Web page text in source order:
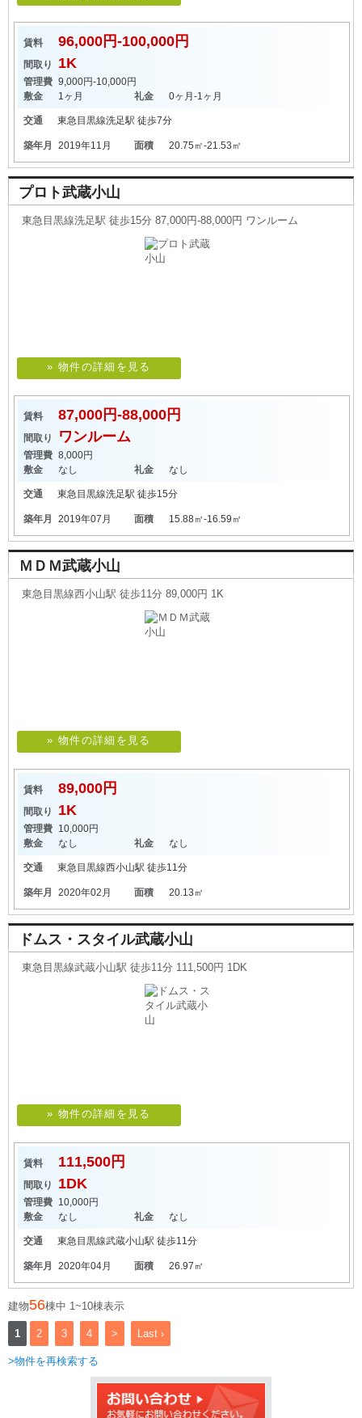
賃料 96,000円-100,000円
間取り 1K
管理費 9,000円-10,000円
敷金
1ヶ月 礼金 0ヶ月-1ヶ月
交通 東急目黒線洗足駅 徒歩7分
築年月 2019年11月 面積 20.75㎡-21.53㎡
プロト武蔵小山
東急目黒線洗足駅 徒歩15分 87,000円-88,000円 ワンルーム
» 物件の詳細を見る
賃料 87,000円-88,000円
間取り ワンルーム
管理費 8,000円
敷金
なし 礼金 なし
交通 東急目黒線洗足駅 徒歩15分
築年月 2019年07月 面積 15.88㎡-16.59㎡
ＭＤＭ武蔵小山
東急目黒線西小山駅 徒歩11分 89,000円 1K
» 物件の詳細を見る
賃料 89,000円
間取り 1K
管理費 10,000円
敷金
なし 礼金 なし
交通 東急目黒線西小山駅 徒歩11分
築年月 2020年02月 面積 20.13㎡
ドムス・スタイル武蔵小山
東急目黒線武蔵小山駅 徒歩11分 111,500円 1DK
» 物件の詳細を見る
賃料 111,500円
間取り 1DK
管理費 10,000円
敷金
なし 礼金 なし
交通 東急目黒線武蔵小山駅 徒歩11分
築年月 2020年04月 面積 26.97㎡
建物56棟中 1~10棟表示
1 2 3 4 > Last ›
>物件を再検索する